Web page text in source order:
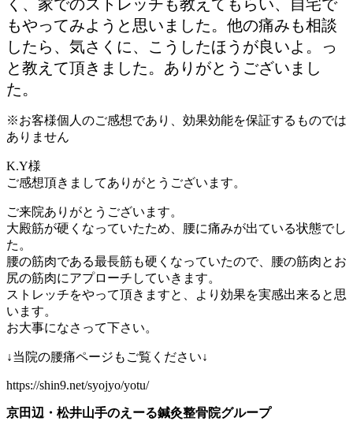
く、家でのストレッチも教えてもらい、自宅で
もやってみようと思いました。他の痛みも相談
したら、気さくに、こうしたほうが良いよ。っ
と教えて頂きました。ありがとうございまし
た。
※お客様個人のご感想であり、効果効能を保証するものでは
ありません
K.Y様
ご感想頂きましてありがとうございます。
ご来院ありがとうございます。
大殿筋が硬くなっていたため、腰に痛みが出ている状態でし
た。
腰の筋肉である最長筋も硬くなっていたので、腰の筋肉とお
尻の筋肉にアプローチしていきます。
ストレッチをやって頂きますと、より効果を実感出来ると思
います。
お大事になさって下さい。
↓当院の腰痛ページもご覧ください↓
https://shin9.net/syojyo/yotu/
京田辺・松井山手のえーる鍼灸整骨院グループ